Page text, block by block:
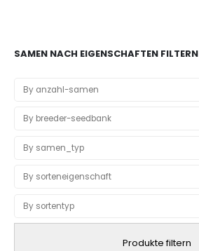
SAMEN NACH EIGENSCHAFTEN FILTERN
Produkte filtern